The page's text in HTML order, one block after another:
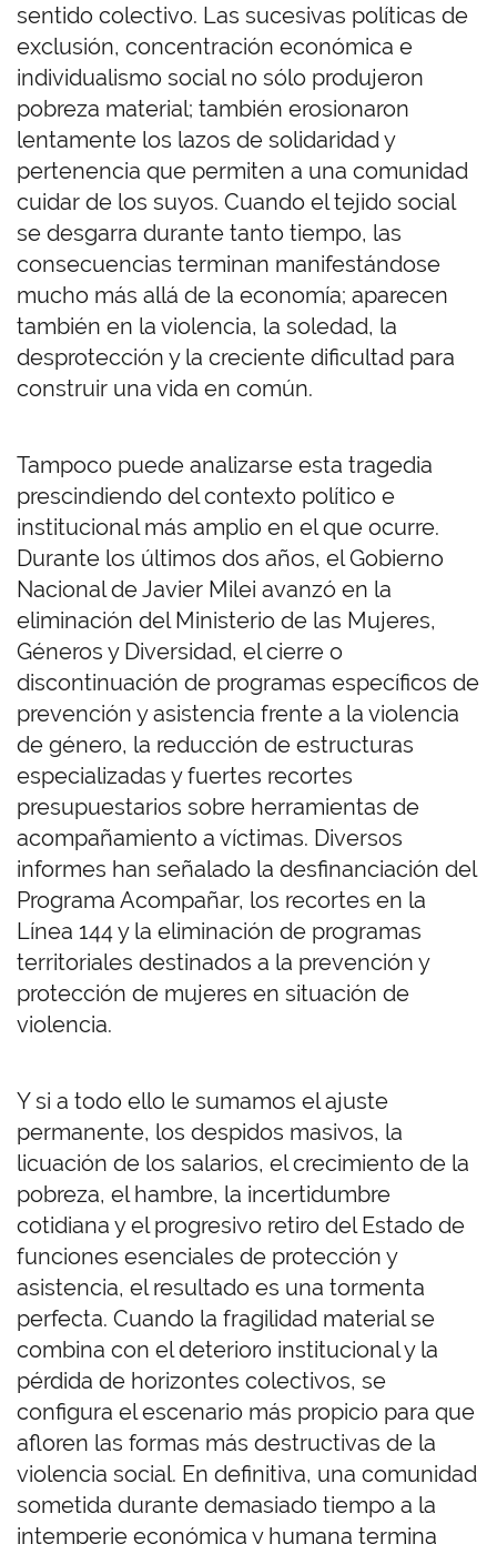
sentido colectivo. Las sucesivas políticas de
exclusión, concentración económica e
individualismo social no sólo produjeron
pobreza material; también erosionaron
lentamente los lazos de solidaridad y
pertenencia que permiten a una comunidad
cuidar de los suyos. Cuando el tejido social
se desgarra durante tanto tiempo, las
consecuencias terminan manifestándose
mucho más allá de la economía; aparecen
también en la violencia, la soledad, la
desprotección y la creciente dificultad para
construir una vida en común.
Tampoco puede analizarse esta tragedia
prescindiendo del contexto político e
institucional más amplio en el que ocurre.
Durante los últimos dos años, el Gobierno
Nacional de Javier Milei avanzó en la
eliminación del Ministerio de las Mujeres,
Géneros y Diversidad, el cierre o
discontinuación de programas específicos de
prevención y asistencia frente a la violencia
de género, la reducción de estructuras
especializadas y fuertes recortes
presupuestarios sobre herramientas de
acompañamiento a víctimas. Diversos
informes han señalado la desfinanciación del
Programa Acompañar, los recortes en la
Línea 144 y la eliminación de programas
territoriales destinados a la prevención y
protección de mujeres en situación de
violencia.
Y si a todo ello le sumamos el ajuste
permanente, los despidos masivos, la
licuación de los salarios, el crecimiento de la
pobreza, el hambre, la incertidumbre
cotidiana y el progresivo retiro del Estado de
funciones esenciales de protección y
asistencia, el resultado es una tormenta
perfecta. Cuando la fragilidad material se
combina con el deterioro institucional y la
pérdida de horizontes colectivos, se
configura el escenario más propicio para que
afloren las formas más destructivas de la
violencia social. En definitiva, una comunidad
sometida durante demasiado tiempo a la
intemperie económica y humana termina